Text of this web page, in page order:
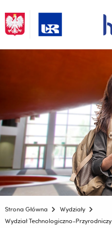
Strona Główna
Wydziały
Wydział Technologiczno-Przyrodniczy